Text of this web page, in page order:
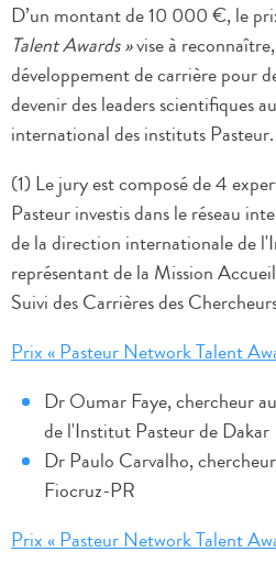
D’un montant de 10 000 €, le
Talent Award​s »vise à
développement de carrière pour
devenir des leaders scientifiques
international des instituts Pasteur.
(1) Le jury est composé de 4
Pasteur investis dans le réseau
de la direction internationale de
représentant de la Mission
Suivi des Carrières des
Prix«Pasteur Network Talent
Dr Oumar Faye, chercheur
de l'Institut Pasteur de Dakar
Dr Paulo Carvalho,
Fiocruz-PR
Prix«Pasteur Network Talent